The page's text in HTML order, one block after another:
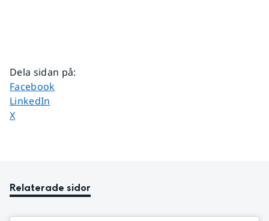
Dela sidan på:
Dela sidan på
Facebook
Dela sidan på
LinkedIn
Dela sidan på
X
Relaterade sidor